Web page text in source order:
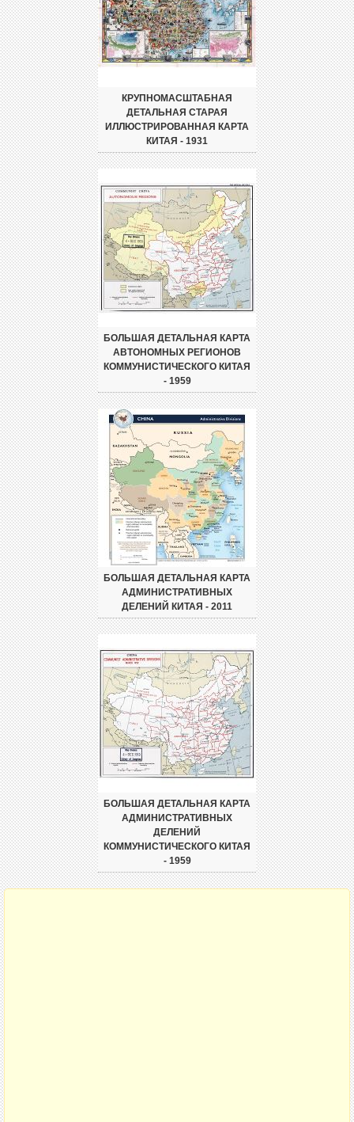
КРУПНОМАСШТАБНАЯ
ДЕТАЛЬНАЯ СТАРАЯ
ИЛЛЮСТРИРОВАННАЯ КАРТА
КИТАЯ - 1931
БОЛЬШАЯ ДЕТАЛЬНАЯ КАРТА
АВТОНОМНЫХ РЕГИОНОВ
КОММУНИСТИЧЕСКОГО КИТАЯ
- 1959
БОЛЬШАЯ ДЕТАЛЬНАЯ КАРТА
АДМИНИСТРАТИВНЫХ
ДЕЛЕНИЙ КИТАЯ - 2011
БОЛЬШАЯ ДЕТАЛЬНАЯ КАРТА
АДМИНИСТРАТИВНЫХ
ДЕЛЕНИЙ
КОММУНИСТИЧЕСКОГО КИТАЯ
- 1959